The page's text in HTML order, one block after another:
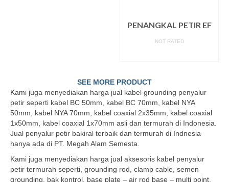
PENANGKAL PETIR EF
NOT RATED
SEE MORE PRODUCT
Kami juga menyediakan harga jual kabel grounding penyalur
petir seperti kabel BC 50mm, kabel BC 70mm, kabel NYA
50mm, kabel NYA 70mm, kabel coaxial 2x35mm, kabel coaxial
1x50mm, kabel coaxial 1x70mm asli dan termurah di Indonesia.
Jual penyalur petir bakiral terbaik dan termurah di Indnesia
hanya ada di PT. Megah Alam Semesta.
Kami juga menyediakan harga jual aksesoris kabel penyalur
petir termurah seperti, grounding rod, clamp cable, semen
grounding, bak kontrol, base plate – air rod base – multi point,